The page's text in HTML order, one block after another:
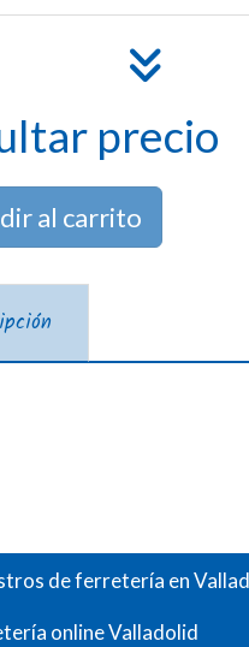
precio
al carrito
de ferretería en
online Valladolid